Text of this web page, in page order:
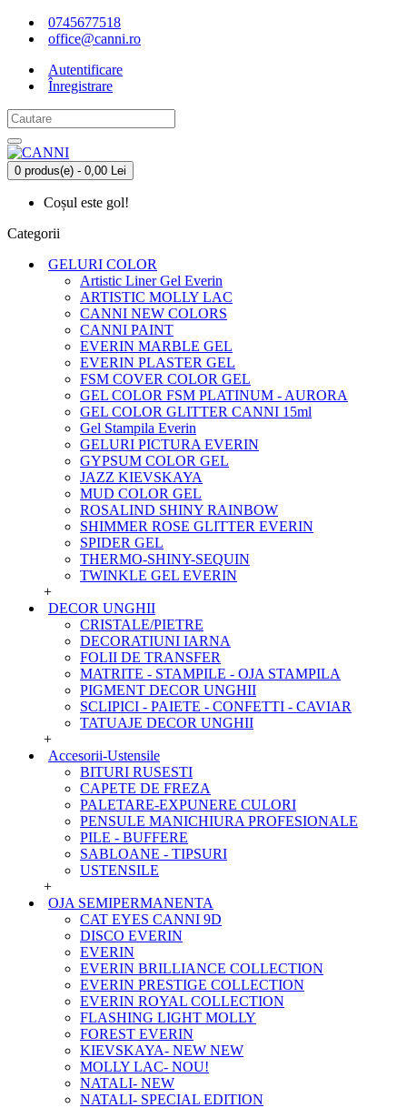
0745677518
office@canni.ro
Autentificare
Înregistrare
0 produs(e) - 0,00 Lei
Coșul este gol!
Categorii
GELURI COLOR
Artistic Liner Gel Everin
ARTISTIC MOLLY LAC
CANNI NEW COLORS
CANNI PAINT
EVERIN MARBLE GEL
EVERIN PLASTER GEL
FSM COVER COLOR GEL
GEL COLOR FSM PLATINUM - AURORA
GEL COLOR GLITTER CANNI 15ml
Gel Stampila Everin
GELURI PICTURA EVERIN
GYPSUM COLOR GEL
JAZZ KIEVSKAYA
MUD COLOR GEL
ROSALIND SHINY RAINBOW
SHIMMER ROSE GLITTER EVERIN
SPIDER GEL
THERMO-SHINY-SEQUIN
TWINKLE GEL EVERIN
+
DECOR UNGHII
CRISTALE/PIETRE
DECORATIUNI IARNA
FOLII DE TRANSFER
MATRITE - STAMPILE - OJA STAMPILA
PIGMENT DECOR UNGHII
SCLIPICI - PAIETE - CONFETTI - CAVIAR
TATUAJE DECOR UNGHII
+
Accesorii-Ustensile
BITURI RUSESTI
CAPETE DE FREZA
PALETARE-EXPUNERE CULORI
PENSULE MANICHIURA PROFESIONALE
PILE - BUFFERE
SABLOANE - TIPSURI
USTENSILE
+
OJA SEMIPERMANENTA
CAT EYES CANNI 9D
DISCO EVERIN
EVERIN
EVERIN BRILLIANCE COLLECTION
EVERIN PRESTIGE COLLECTION
EVERIN ROYAL COLLECTION
FLASHING LIGHT MOLLY
FOREST EVERIN
KIEVSKAYA- NEW NEW
MOLLY LAC- NOU!
NATALI- NEW
NATALI- SPECIAL EDITION